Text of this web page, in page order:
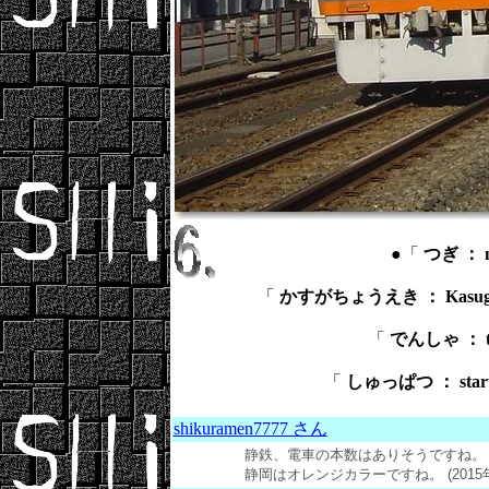
●「 つぎ ：
「 かすがちょうえき ：
「 でんしゃ ：
「 しゅっぱつ ：
shikuramen7777 さん
静鉄、電車の本数はありそうですね。
静岡はオレンジカラーですね。 (2015